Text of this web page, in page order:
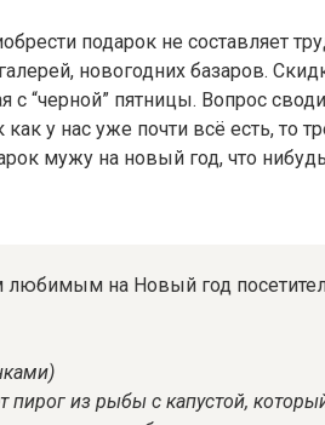
подарок не составляет
новогодних базаров.
с “черной” пятницы. Вопрос
у нас уже почти всё есть, то
мужу на новый год, что
любимым на Новый год
из рыбы с капустой,